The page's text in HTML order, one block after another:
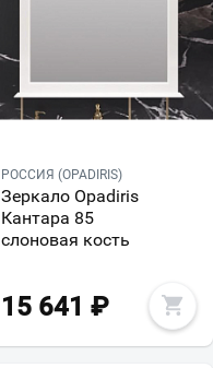
РОССИЯ (OPADIRIS)
Зеркало Opadiris
Кантара 85
слоновая кость
15 641 ₽